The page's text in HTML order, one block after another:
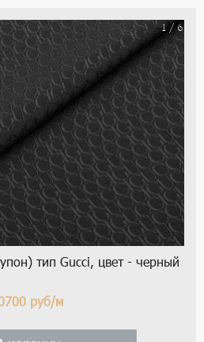
1 / 6
тип Gucci, цвет - черный
руб/м